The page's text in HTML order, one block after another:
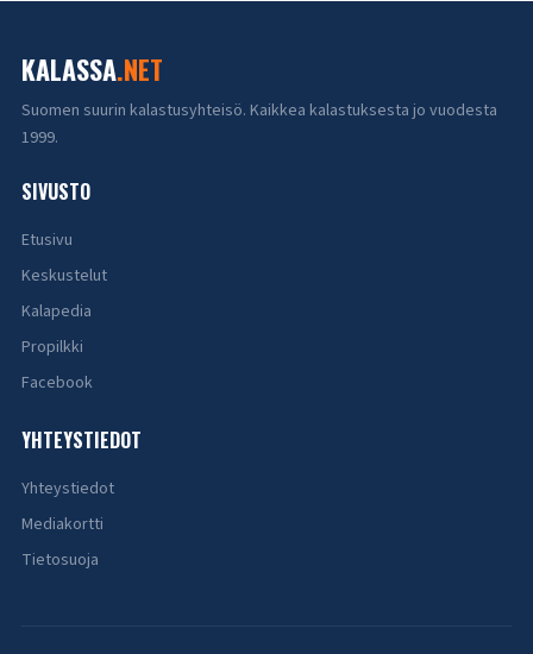
KALASSA.NET
Suomen suurin kalastusyhteisö. Kaikkea kalastuksesta jo vuodesta
1999.
SIVUSTO
Etusivu
Keskustelut
Kalapedia
Propilkki
Facebook
YHTEYSTIEDOT
Yhteystiedot
Mediakortti
Tietosuoja